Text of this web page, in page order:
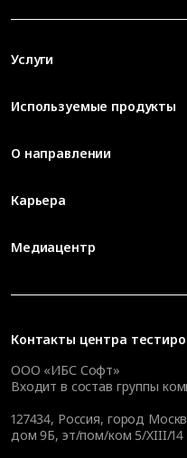
Контакты центра
ООО «ИБС Софт»
Входит в состав группы
127434, Россия, город
дом 9Б, эт/пом/ком 5/XIII/14
Услуги
Используемые продукты
О направлении
Карьера
Медиацентр